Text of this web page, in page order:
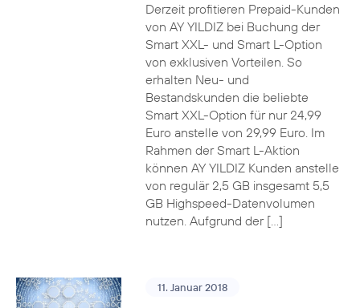
Derzeit profitieren Prepaid-Kunden
von AY YILDIZ bei Buchung der
Smart XXL- und Smart L-Option
von exklusiven Vorteilen. So
erhalten Neu- und
Bestandskunden die beliebte
Smart XXL-Option für nur 24,99
Euro anstelle von 29,99 Euro. Im
Rahmen der Smart L-Aktion
können AY YILDIZ Kunden anstelle
von regulär 2,5 GB insgesamt 5,5
GB Highspeed-Datenvolumen
nutzen. Aufgrund der […]
11. Januar 2018